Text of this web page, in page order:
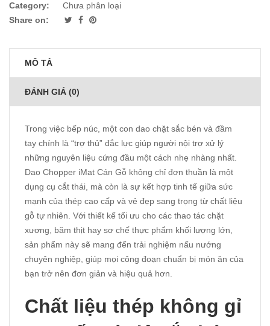
Category:
Chưa phân loại
Share on:
MÔ TẢ
ĐÁNH GIÁ (0)
Trong việc bếp núc, một con dao chặt sắc bén và đầm
tay chính là “trợ thủ” đắc lực giúp người nội trợ xử lý
những nguyên liệu cứng đầu một cách nhẹ nhàng nhất.
Dao Chopper iMat Cán Gỗ không chỉ đơn thuần là một
dụng cụ cắt thái, mà còn là sự kết hợp tinh tế giữa sức
mạnh của thép cao cấp và vẻ đẹp sang trọng từ chất liệu
gỗ tự nhiên. Với thiết kế tối ưu cho các thao tác chặt
xương, băm thịt hay sơ chế thực phẩm khối lượng lớn,
sản phẩm này sẽ mang đến trải nghiệm nấu nướng
chuyên nghiệp, giúp mọi công đoạn chuẩn bị món ăn của
bạn trở nên đơn giản và hiệu quả hơn.
Chất liệu thép không gỉ